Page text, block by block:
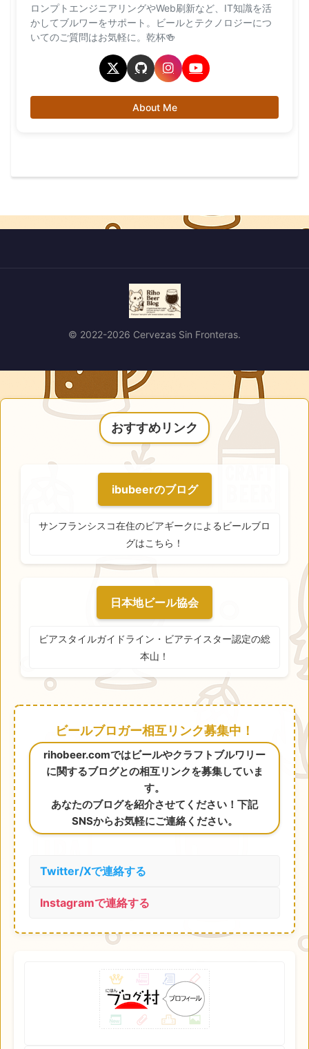
ロンプトエンジニアリングやWeb刷新など、IT知識を活
かしてブルワーをサポート。ビールとテクノロジーにつ
いてのご質問はお気軽に。乾杯🍻
About Me
© 2022-2026 Cervezas Sin Fronteras.
おすすめリンク
ibubeerのブログ
サンフランシスコ在住のビアギークによるビールブロ
グはこちら！
日本地ビール協会
ビアスタイルガイドライン・ビアテイスター認定の総
本山！
ビールブロガー相互リンク募集中！
rihobeer.comではビールやクラフトブルワリー
に関するブログとの相互リンクを募集していま
す。
あなたのブログを紹介させてください！下記
SNSからお気軽にご連絡ください。
Twitter/Xで連絡する
Instagramで連絡する